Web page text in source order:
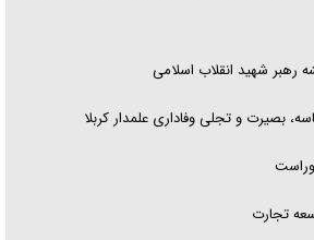
بصیرت و تجلی وفاداری علمدار کربلا
تجارت